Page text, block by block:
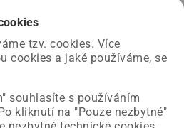
tzv. cookies. Více
cookies a jaké používáme, se
souhlasíte s používáním
kliknutí na "Pouze nezbytné"
straně a už ji opravujeme.
požadovanou stránku.
Úvodní strana